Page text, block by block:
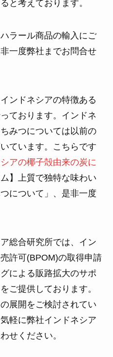
と考えております。
ラール商品の輸入にご
一度弊社までお問合せ
ンドネシアの特徴ある
ております。インドネ
みつについては以前の
ています。こちらです
アの椰子殻由来の炭に
】上質で独特な味わい
について」、是非一度
総合研究所では、イン
許可(BPOM)の取得申請
による販路拡大のサポ
ご提供しております。
展開をご検討されてい
軽に弊社インドネシア
せください。